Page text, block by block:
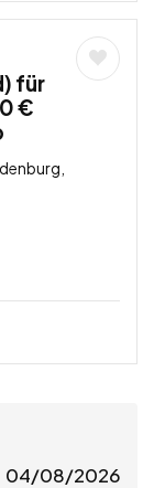
für
€
04/08/2026